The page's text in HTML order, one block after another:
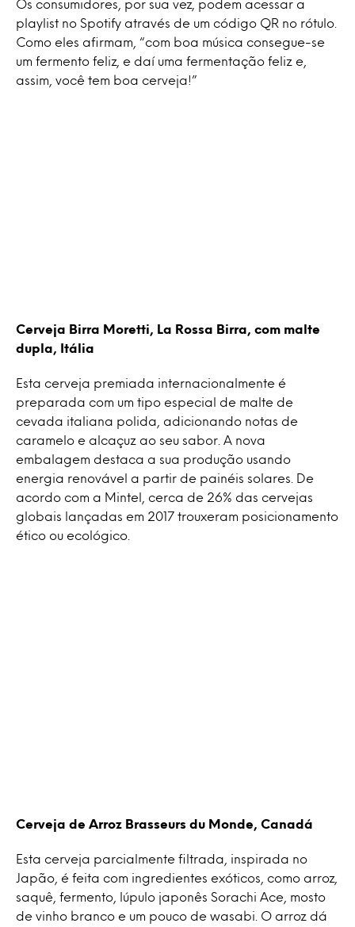
Os consumidores, por sua vez, podem acessar a
playlist no Spotify através de um código QR no rótulo.
Como eles afirmam, “com boa música consegue-se
um fermento feliz, e daí uma fermentação feliz e,
assim, você tem boa cerveja!”
Cerveja Birra Moretti, La Rossa Birra, com malte
dupla, Itália
Esta cerveja premiada internacionalmente é
preparada com um tipo especial de malte de
cevada italiana polida, adicionando notas de
caramelo e alcaçuz ao seu sabor. A nova
embalagem destaca a sua produção usando
energia renovável a partir de painéis solares. De
acordo com a Mintel, cerca de 26% das cervejas
globais lançadas em 2017 trouxeram posicionamento
ético ou ecológico.
Cerveja de Arroz Brasseurs du Monde, Canadá
Esta cerveja parcialmente filtrada, inspirada no
Japão, é feita com ingredientes exóticos, como arroz,
saquê, fermento, lúpulo japonês Sorachi Ace, mosto
de vinho branco e um pouco de wasabi. O arroz dá